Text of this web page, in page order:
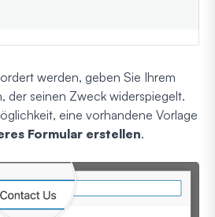
werden, geben Sie Ihrem
der seinen Zweck widerspiegelt.
eine vorhandene Vorlage
Formular erstellen.